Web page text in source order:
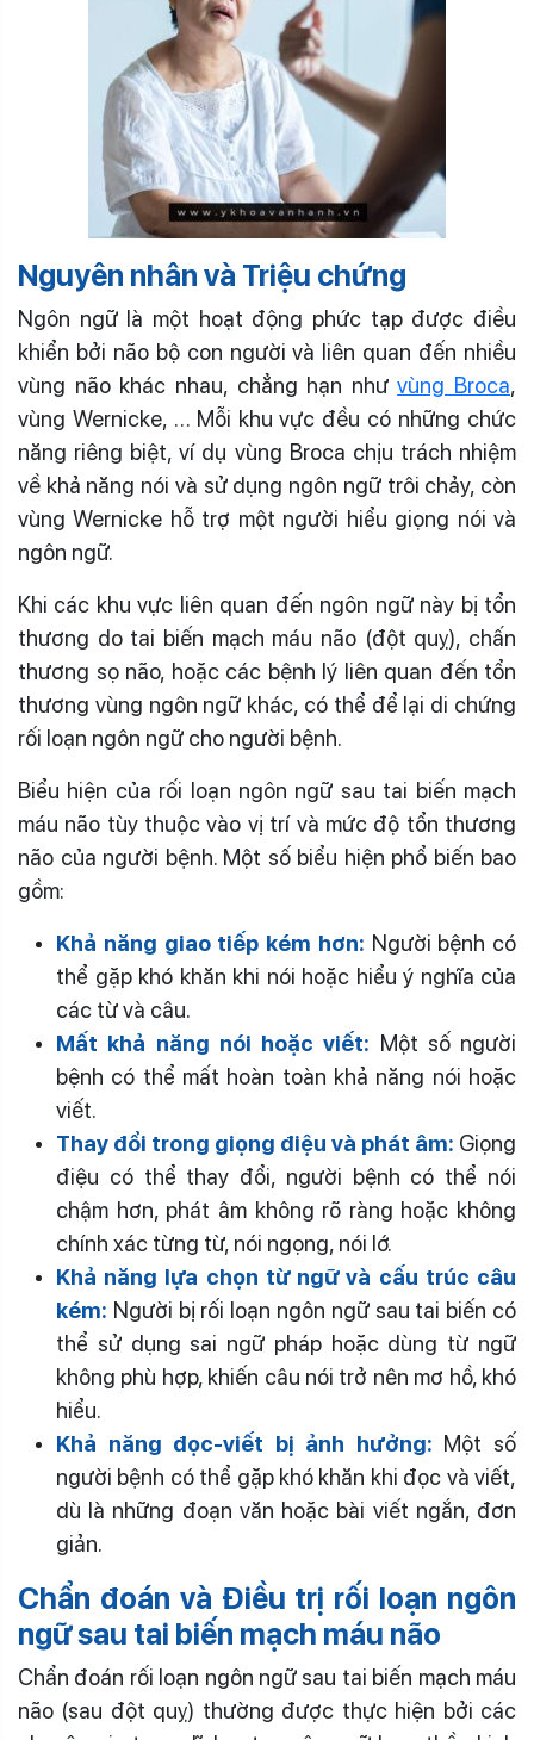
Nguyên nhân và Triệu chứng
Ngôn ngữ là một hoạt động phức tạp được điều
khiển bởi não bộ con người và liên quan đến nhiều
vùng não khác nhau, chẳng hạn nhưvùng Broca,
vùng Wernicke, … Mỗi khu vực đều có những chức
năng riêng biệt, ví dụ vùng Broca chịu trách nhiệm
về khả năng nói và sử dụng ngôn ngữ trôi chảy, còn
vùng Wernicke hỗ trợ một người hiểu giọng nói và
ngôn ngữ.
Khi các khu vực liên quan đến ngôn ngữ này bị tổn
thương do tai biến mạch máu não (đột quỵ), chấn
thương sọ não, hoặc các bệnh lý liên quan đến tổn
thương vùng ngôn ngữ khác, có thể để lại di chứng
rối loạn ngôn ngữ cho người bệnh.
Biểu hiện của rối loạn ngôn ngữ sau tai biến mạch
máu não tùy thuộc vào vị trí và mức độ tổn thương
não của người bệnh. Một số biểu hiện phổ biến bao
gồm:
Khả năng giao tiếp kém hơn: Người bệnh có
thể gặp khó khăn khi nói hoặc hiểu ý nghĩa của
các từ và câu.
Mất khả năng nói hoặc viết: Một số người
bệnh có thể mất hoàn toàn khả năng nói hoặc
viết.
Thay đổi trong giọng điệu và phát âm: Giọng
điệu có thể thay đổi, người bệnh có thể nói
chậm hơn, phát âm không rõ ràng hoặc không
chính xác từng từ, nói ngọng, nói lớ.
Khả năng lựa chọn từ ngữ và cấu trúc câu
kém: Người bị rối loạn ngôn ngữ sau tai biến có
thể sử dụng sai ngữ pháp hoặc dùng từ ngữ
không phù hợp, khiến câu nói trở nên mơ hồ, khó
hiểu.
Khả năng đọc-viết bị ảnh hưởng: Một số
người bệnh có thể gặp khó khăn khi đọc và viết,
dù là những đoạn văn hoặc bài viết ngắn, đơn
giản.
Chẩn đoán và Điều trị rối loạn ngôn
ngữ sau tai biến mạch máu não
Chẩn đoán rối loạn ngôn ngữ sau tai biến mạch máu
não (sau đột quỵ) thường được thực hiện bởi các